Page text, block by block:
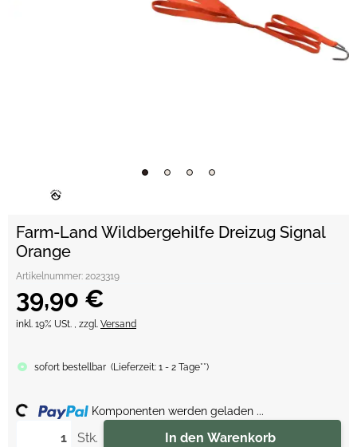
Farm-Land Wildbergehilfe Dreizug Signal
Orange
Artikelnummer: 2023319
39,90 €
inkl. 19% USt. , zzgl. Versand
sofort bestellbar (Lieferzeit: 1 - 2 Tage**)
Stk. In den Warenkorb
Komponenten werden geladen ...